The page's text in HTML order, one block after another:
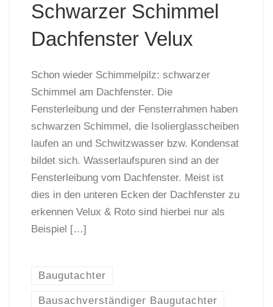
Schwarzer Schimmel
Dachfenster Velux
Schon wieder Schimmelpilz: schwarzer
Schimmel am Dachfenster. Die
Fensterleibung und der Fensterrahmen haben
schwarzen Schimmel, die Isolierglasscheiben
laufen an und Schwitzwasser bzw. Kondensat
bildet sich. Wasserlaufspuren sind an der
Fensterleibung vom Dachfenster. Meist ist
dies in den unteren Ecken der Dachfenster zu
erkennen Velux & Roto sind hierbei nur als
Beispiel […]
Baugutachter
Bausachverständiger Baugutachter